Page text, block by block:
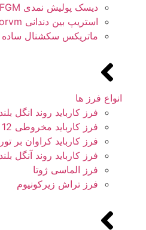
دیسک پولیش نمدی FGM
استریپ بین دندانی torvm
ماتریکس سکشنال ساده TOR
انواع فرز ها
فرز کارباید روند انگل بلند
فرز کارباید مخروطی 12 و 30
فرز کارباید کراوان بر
فرز کارباید روند آنگل بلند
فرز الماسی ژوتا
فرز تراش زیرکونیوم